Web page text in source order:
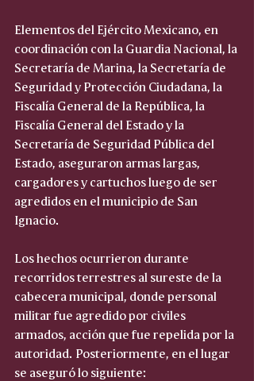
Elementos del Ejército Mexicano, en
coordinación con la Guardia Nacional, la
Secretaría de Marina, la Secretaría de
Seguridad y Protección Ciudadana, la
Fiscalía General de la República, la
Fiscalía General del Estado y la
Secretaría de Seguridad Pública del
Estado, aseguraron armas largas,
cargadores y cartuchos luego de ser
agredidos en el municipio de San
Ignacio.
Los hechos ocurrieron durante
recorridos terrestres al sureste de la
cabecera municipal, donde personal
militar fue agredido por civiles
armados, acción que fue repelida por la
autoridad. Posteriormente, en el lugar
se aseguró lo siguiente: